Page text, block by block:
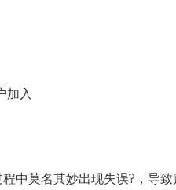
加入
中莫名其妙出现失误?，导